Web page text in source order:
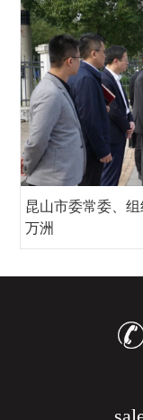
昆山市委常委、
万洲